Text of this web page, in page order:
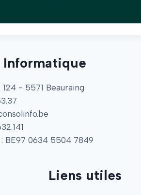
Informatique
- 5571 Beauraing
: BE97 0634 5504 7849
Liens utiles